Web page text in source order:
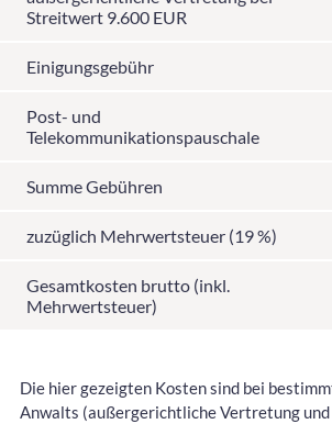
Streitwert 9.600 EUR
Einigungsgebühr
Post- und
Telekommunikationspauschale
Summe Gebühren
zuzüglich Mehrwertsteuer (19 %)
Gesamtkosten brutto (inkl.
Mehrwertsteuer)
Die hier gezeigten Kosten sind bei
Anwalts (außergerichtliche Vertretung und